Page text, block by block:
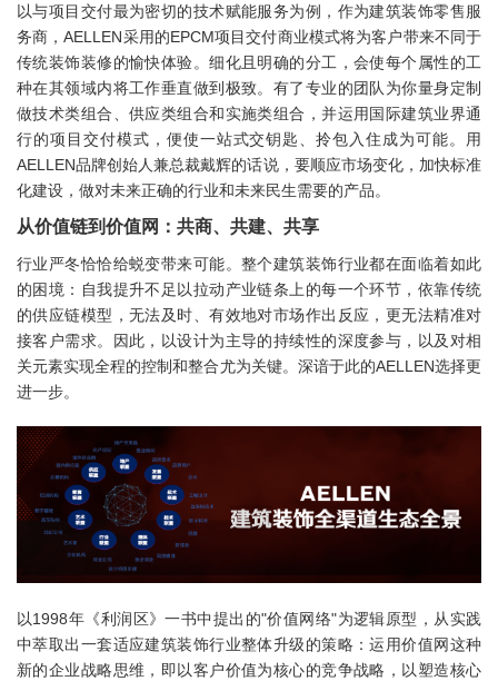
以与项目交付最为密切的技术赋能服务为例，作为建筑装饰零售服
务商，AELLEN采用的EPCM项目交付商业模式将为客户带来不同于
传统装饰装修的愉快体验。细化且明确的分工，会使每个属性的工
种在其领域内将工作垂直做到极致。有了专业的团队为你量身定制
做技术类组合、供应类组合和实施类组合，并运用国际建筑业界通
行的项目交付模式，便使一站式交钥匙、拎包入住成为可能。用
AELLEN品牌创始人兼总裁戴辉的话说，要顺应市场变化，加快标准
化建设，做对未来正确的行业和未来民生需要的产品。
从价值链到价值网： 共商、共建、共享
行业严冬恰恰给蜕变带来可能。整个建筑装饰行业都在面临着如此
的困境：自我提升不足以拉动产业链条上的每一个环节，依靠传统
的供应链模型，无法及时、有效地对市场作出反应，更无法精准对
接客户需求。因此，以设计为主导的持续性的深度参与，以及对相
关元素实现全程的控制和整合尤为关键。深谙于此的AELLEN选择更
进一步。
以1998年《利润区》一书中提出的"价值网络"为逻辑原型，从实践
中萃取出一套适应建筑装饰行业整体升级的策略：运用价值网这种
新的企业战略思维，即以客户价值为核心的竞争战略，以塑造核心